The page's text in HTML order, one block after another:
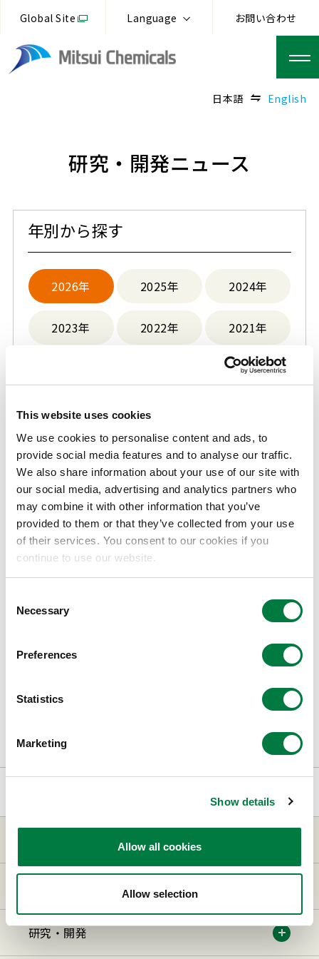
This website uses cookies
We use cookies to personalise content and ads, to
provide social media features and to analyse our traffic.
We also share information about your use of our site with
our social media, advertising and analytics partners who
may combine it with other information that you’ve
provided to them or that they’ve collected from your use
of their services. You consent to our cookies if you
continue to use our website.
Selection
Necessary
Preferences
Statistics
Marketing
Show details
Allow all cookies
Allow selection
Global Site Language お問い合わせ
日本語 English
研究・開発ニュース
年別から探す
2026年 2025年 2024年
2023年 2022年 2021年
2018年
2017年 2016年
Before 2014
2026
2026.06.30
2026年『三井化学 触媒科学賞』受賞者の発表につ
2026.05.27
業界初のプロセスと接着剤開発で、フィルム包装
製造におけるCO₂排出量を約61％削減しました
三井化学について
研究・開発